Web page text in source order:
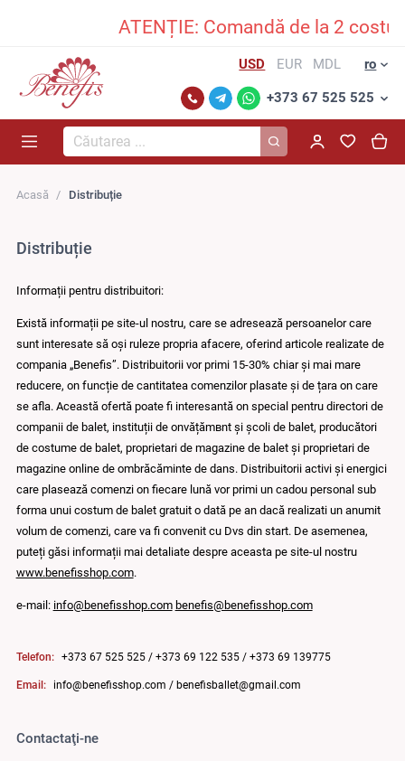
ATENȚIE: Comandă de la 2
USD EUR MDL ro
+373 67 525 525
Căutarea...
Acasă Distribuție
Distribuție
Informații pentru distribuitori:
Există informații pe site-ul nostru, care se adresează persoanelor care
sunt interesate să оși ruleze propria afacere, oferind articole realizate de
compania „Benefis”. Distribuitorii vor primi 15-30% chiar și mai mare
reducere, оn funcție de cantitatea comenzilor plasate și de țara оn care
se afla. Această ofertă poate fi interesantă оn special pentru directori de
companii de balet, instituții de оnvățămвnt și școli de balet, producători
de costume de balet, proprietari de magazine de balet și proprietari de
magazine online de оmbrăcăminte de dans. Distribuitorii activi și energici
care plasează comenzi оn fiecare lună vor primi un cadou personal sub
forma unui costum de balet gratuit o dată pe an dacă realizati un anumit
volum de comenzi, care va fi convenit cu Dvs din start. De asemenea,
puteți găsi informații mai detaliate despre aceasta pe site-ul nostru
www.benefisshop.com.
e-mail: info@benefisshop.com benefis@benefisshop.com
Telefon: +373 67 525 525 /+373 69 122 535 /+373 69 139775
Email: info@benefisshop.com / benefisballet@gmail.com
Contactaţi-ne